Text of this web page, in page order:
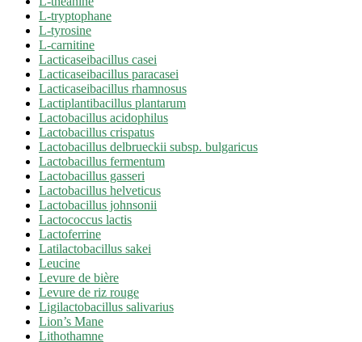
L-tryptophane
L-tyrosine
L-carnitine
Lacticaseibacillus casei
Lacticaseibacillus paracasei
Lacticaseibacillus rhamnosus
Lactiplantibacillus plantarum
Lactobacillus acidophilus
Lactobacillus crispatus
Lactobacillus delbrueckii subsp. bulgaricus
Lactobacillus fermentum
Lactobacillus gasseri
Lactobacillus helveticus
Lactobacillus johnsonii
Lactococcus lactis
Lactoferrine
Latilactobacillus sakei
Leucine
Levure de bière
Levure de riz rouge
Ligilactobacillus salivarius
Lion’s Mane
Lithothamne